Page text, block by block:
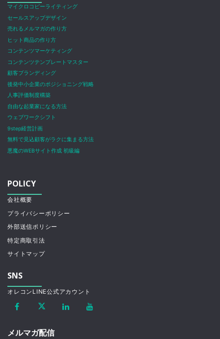
マイクロコピーライティング
セールスアップデザイン
売れるメルマガの作り方
ヒット商品の作り方
コンテンツマーケティング
コンテンツテンプレートマスター
顧客ブランディング
後発中小企業のポジショニング戦略
人事評価制度構築
自由な起業家になる方法
ウェブワークシフト
9step経営計画
無料で見込顧客がラクに集まる方法
悪魔のWEBサイト作成 初級編
POLICY
会社概要
プライバシーポリシー
外部送信ポリシー
特定商取引法
サイトマップ
SNS
オレコンLINE公式アカウント
メルマガ配信